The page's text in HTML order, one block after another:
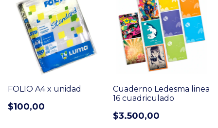
FOLIO A4 x unidad
$100,00
Cuaderno Ledesma linea
16 cuadriculado
$3.500,00